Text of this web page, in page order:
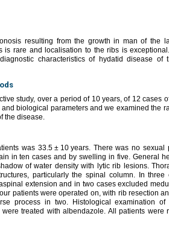
resulting from the growth in man of the
is rare and localisation to the ribs is
characteristics of hydatid disease
study, over a period of 10 years, of 12 cases
biological parameters and we examined the
the disease.
was 33.5 ± 10 years. There was no sexual
in ten cases and by swelling in five. General
of water density with lytic rib lesions.
particularly the spinal column. In
extension and in two cases excluded
patients were operated on, with rib resection
process in two. Histological examination
treated with albendazole. All patients were